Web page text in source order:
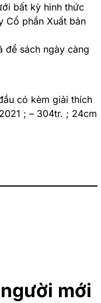
bất kỳ hình thức
Cổ phần Xuất bản
để sách ngày càng
có kèm giải thích
; – 304tr. ; 24cm
mới